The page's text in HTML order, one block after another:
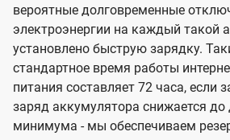
вероятные долговременные
электроэнергии на каждый такой
установлено быструю зарядку.
стандартное время работы
питания составляет 72 часа, если
заряд аккумулятора снижается до
минимума - мы обеспечиваем